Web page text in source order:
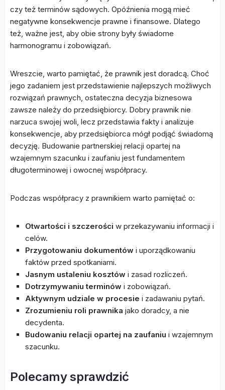
czy też terminów sądowych. Opóźnienia mogą mieć
negatywne konsekwencje prawne i finansowe. Dlatego
też, ważne jest, aby obie strony były świadome
harmonogramu i zobowiązań.
Wreszcie, warto pamiętać, że prawnik jest doradcą. Choć
jego zadaniem jest przedstawienie najlepszych możliwych
rozwiązań prawnych, ostateczna decyzja biznesowa
zawsze należy do przedsiębiorcy. Dobry prawnik nie
narzuca swojej woli, lecz przedstawia fakty i analizuje
konsekwencje, aby przedsiębiorca mógł podjąć świadomą
decyzję. Budowanie partnerskiej relacji opartej na
wzajemnym szacunku i zaufaniu jest fundamentem
długoterminowej i owocnej współpracy.
Podczas współpracy z prawnikiem warto pamiętać o:
Otwartości i szczerości w przekazywaniu informacji i
celów.
Przygotowaniu dokumentów i uporządkowaniu
faktów przed spotkaniami.
Jasnym ustaleniu kosztów i zasad rozliczeń.
Dotrzymywaniu terminów i zobowiązań.
Aktywnym udziale w procesie i zadawaniu pytań.
Zrozumieniu roli prawnika jako doradcy, a nie
decydenta.
Budowaniu relacji opartej na zaufaniu i wzajemnym
szacunku.
Polecamy sprawdzić